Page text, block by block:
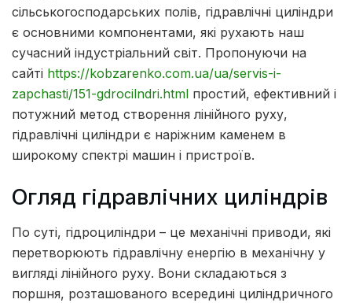
сільськогосподарських полів, гідравлічні циліндри
є основними компонентами, які рухають наш
сучасний індустріальний світ. Пропонуючи на
сайті https://kobzarenko.com.ua/ua/servis-i-
zapchasti/151-gdrocilndri.html простий, ефективний і
потужний метод створення лінійного руху,
гідравлічні циліндри є наріжним каменем в
широкому спектрі машин і пристроїв.
Огляд гідравлічних циліндрів
По суті, гідроциліндри – це механічні приводи, які
перетворюють гідравлічну енергію в механічну у
вигляді лінійного руху. Вони складаються з
поршня, розташованого всередині циліндричного